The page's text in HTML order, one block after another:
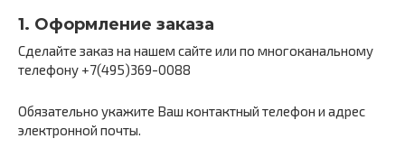
1. Оформление заказа
Сделайте заказ на нашем сайте или по многоканальному
телефону +7(495)369-0088
Обязательно укажите Ваш контактный телефон и адрес
электронной почты.